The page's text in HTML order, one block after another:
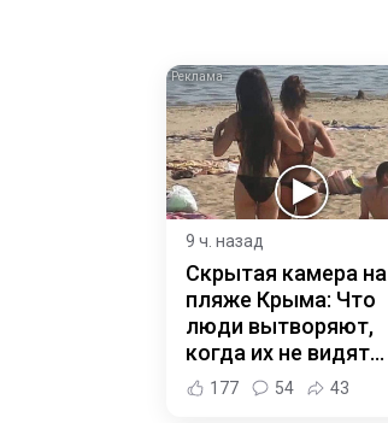
9 ч. назад
Скрытая камера на
пляже Крыма: Что
люди вытворяют,
когда их не видят...
177 54 43